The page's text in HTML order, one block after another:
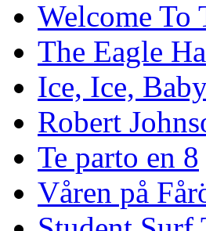
Welcome To
The Eagle
Ice, Ice,
Robert
Te parto en 8
Våren på